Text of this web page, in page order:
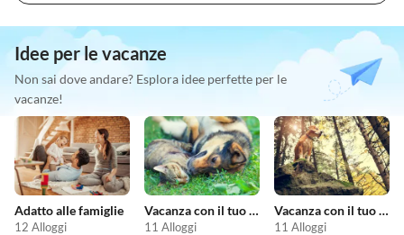
Idee per le vacanze
Non sai dove andare? Esplora idee perfette per le
vacanze!
Adatto alle famiglie
12 Alloggi
Vacanza con il tuo animale domestico
11 Alloggi
Vacanza con il tuo cane
11 Alloggi